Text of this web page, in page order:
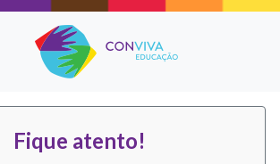
Fique atento!